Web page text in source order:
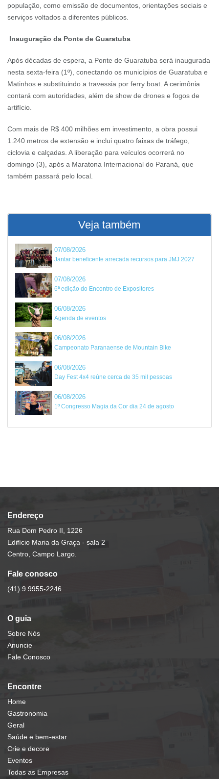
população, como emissão de documentos, orientações sociais e
serviços voltados a diferentes públicos.
Inauguração da Ponte de Guaratuba
Após décadas de espera, a Ponte de Guaratuba será inaugurada
nesta sexta-feira (1º), conectando os municípios de Guaratuba e
Matinhos e substituindo a travessia por ferry boat. A cerimônia
contará com autoridades, além de show de drones e fogos de
artifício.
Com mais de R$ 400 milhões em investimento, a obra possui
1.240 metros de extensão e inclui quatro faixas de tráfego,
ciclovia e calçadas. A liberação para veículos ocorrerá no
domingo (3), após a Maratona Internacional do Paraná, que
também passará pelo local.
Veja também
07/08/2026
Jantar beneficente arrecada recursos para JMJ 2027
07/08/2026
6ª edição do Encontro de Expositores
06/08/2026
Agenda de eventos
06/08/2026
Campeonato Paranaense de Mountain Bike
06/08/2026
Day Fest 4x4 reúne cerca de 35 mil pessoas
06/08/2026
1º Congresso Magia da Cor dia 24 de agosto
Endereço
Rua Dom Pedro II, 1226
Edifício Maria da Graça - sala 2
Centro, Campo Largo.
Fale conosco
(41) 9 9955-2246
O guia
Sobre Nós
Anuncie
Fale Conosco
Encontre
Home
Gastronomia
Geral
Saúde e bem-estar
Crie e decore
Eventos
Todas as Empresas